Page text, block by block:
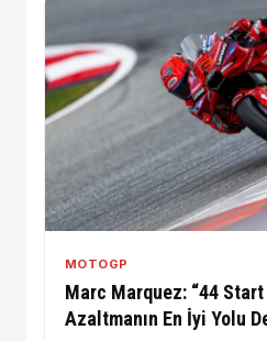
MOTOGP
Marc Marquez: “44
Azaltmanın En İyi Yolu